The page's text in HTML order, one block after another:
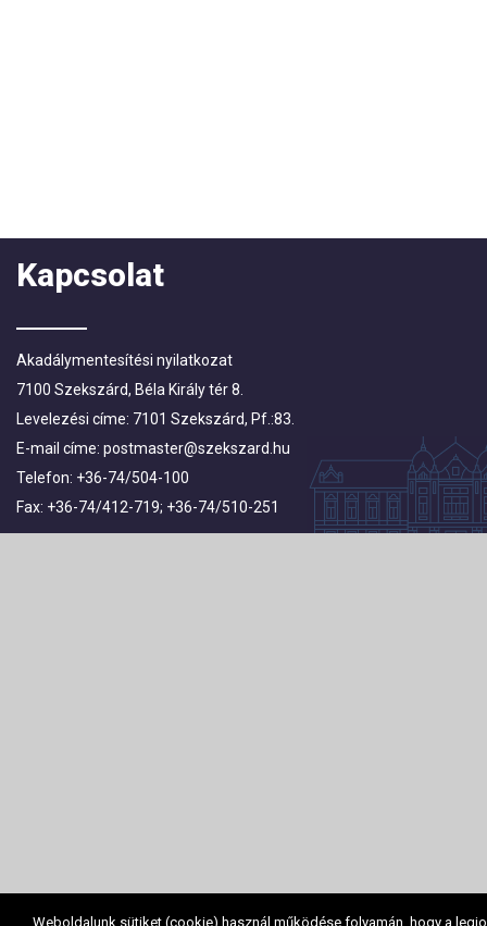
Weboldalunk sütiket (cookie) használ működése folyamán, hogy a
Kapcsolat
Akadálymentesítési nyilatkozat
7100 Szekszárd, Béla Király tér 8.
Levelezési címe: 7101 Szekszárd, Pf.:83.
E-mail címe: postmaster@szekszard.hu
Telefon: +36-74/504-100
Fax: +36-74/412-719; +36-74/510-251